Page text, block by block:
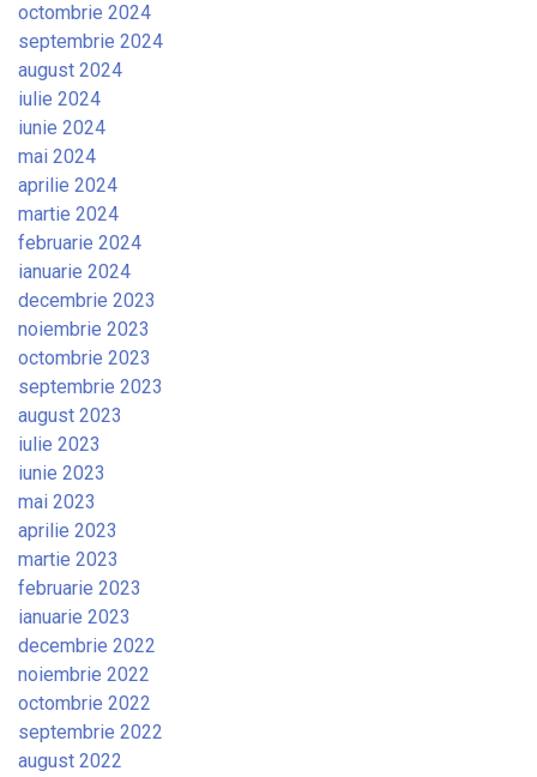
octombrie 2024
septembrie 2024
august 2024
iulie 2024
iunie 2024
mai 2024
aprilie 2024
martie 2024
februarie 2024
ianuarie 2024
decembrie 2023
noiembrie 2023
octombrie 2023
septembrie 2023
august 2023
iulie 2023
iunie 2023
mai 2023
aprilie 2023
martie 2023
februarie 2023
ianuarie 2023
decembrie 2022
noiembrie 2022
octombrie 2022
septembrie 2022
august 2022